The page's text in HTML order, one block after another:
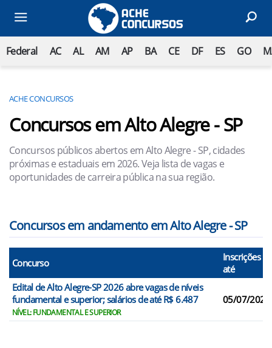
Federal AC AL AM AP BA CE DF ES GO
ACHE CONCURSOS
Concursos em Alto Alegre - SP
Concursos públicos abertos em Alto Alegre - SP, cidades
próximas e estaduais em 2026. Veja lista de vagas e
oportunidades de carreira pública na sua região.
Concursos em andamento em Alto Alegre - SP
Concurso
Inscrições
até
Edital de Alto Alegre-SP 2026 abre vagas de níveis
fundamental e superior; salários de até R$ 6.487
NÍVEL: FUNDAMENTAL E SUPERIOR
05/07/2026